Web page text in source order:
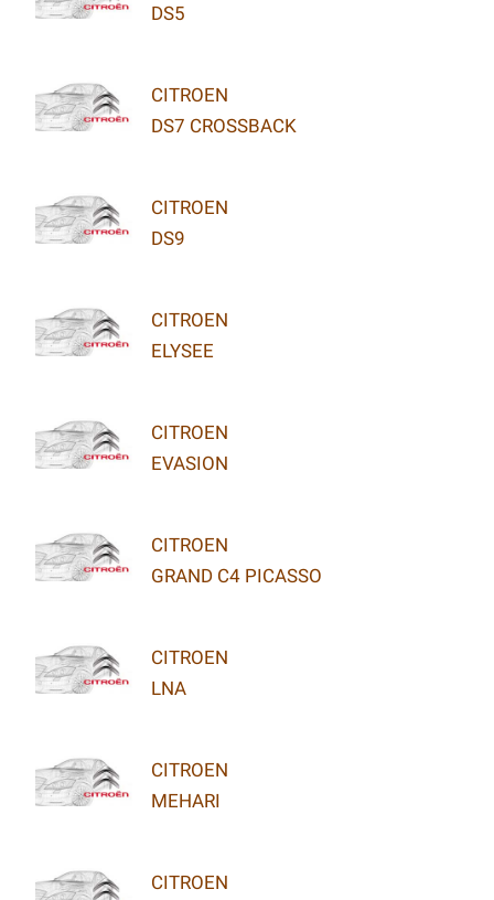
DS5
CITROEN
DS7 CROSSBACK
CITROEN
DS9
CITROEN
ELYSEE
CITROEN
EVASION
CITROEN
GRAND C4 PICASSO
CITROEN
LNA
CITROEN
MEHARI
CITROEN